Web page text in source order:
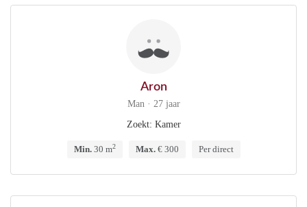
Aron
Man · 27 jaar
Zoekt: Kamer
Min.30 m2 Max.€ 300 Per direct